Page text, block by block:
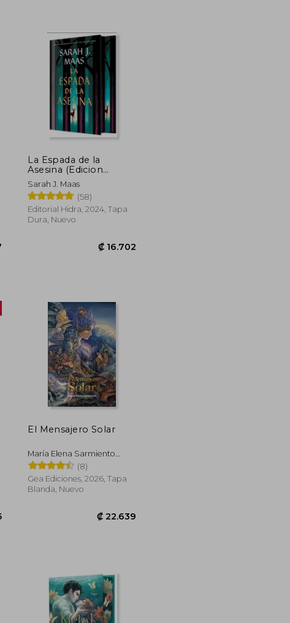
₡ 17.597
La Espada de la
Asesina (Edicion
Limitada)
Sarah J. Maas
(58)
Editorial Hidra, 2024, Tapa
Dura, Nuevo
El Mensajero Solar
María Elena Sarmiento
Vallejos
(8)
Gea Ediciones, 2026, Tapa
Blanda, Nuevo